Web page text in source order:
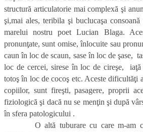
structură articulatorie mai complexă şi
şi,mai ales, teribila şi buclucaşa
marelui nostru poet Lucian Blaga.
pronunţate, sunt omise, înlocuite sau
caun în loc de scaun, sase în loc de şase,
loc de cercei, sirese în loc de cireşe,
totoş în loc de cocoş etc. Aceste dificultăţi
copiilor, sunt fireşti, pasagere, proprii
fiziologică şi dacă nu se menţin şi după
în sfera patologicului .
O altă tuburare cu care m-am